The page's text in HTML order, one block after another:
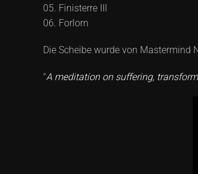
05. Finisterre III
06. Forlorn
Die Scheibe wurde von Mastermind
"A meditation on suffering,